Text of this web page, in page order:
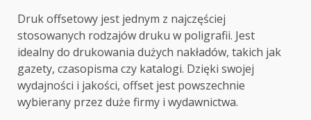
Druk offsetowy jest jednym z najczęściej
stosowanych rodzajów druku w poligrafii. Jest
idealny do drukowania dużych nakładów, takich jak
gazety, czasopisma czy katalogi. Dzięki swojej
wydajności i jakości, offset jest powszechnie
wybierany przez duże firmy i wydawnictwa.